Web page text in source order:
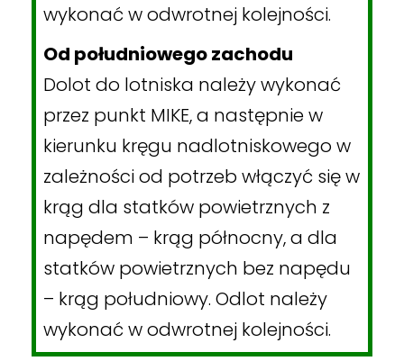
wykonać w odwrotnej kolejności.
Od południowego zachodu
Dolot do lotniska należy wykonać
przez punkt MIKE, a następnie w
kierunku kręgu nadlotniskowego w
zależności od potrzeb włączyć się w
krąg dla statków powietrznych z
napędem – krąg północny, a dla
statków powietrznych bez napędu
– krąg południowy. Odlot należy
wykonać w odwrotnej kolejności.